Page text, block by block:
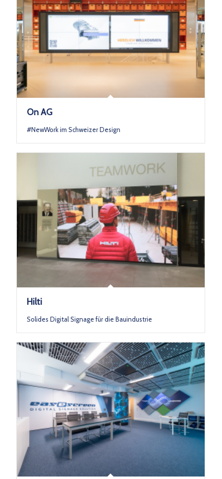
On AG
#NewWork im Schweizer Design
Hilti
Solides Digital Signage für die Bauindustrie